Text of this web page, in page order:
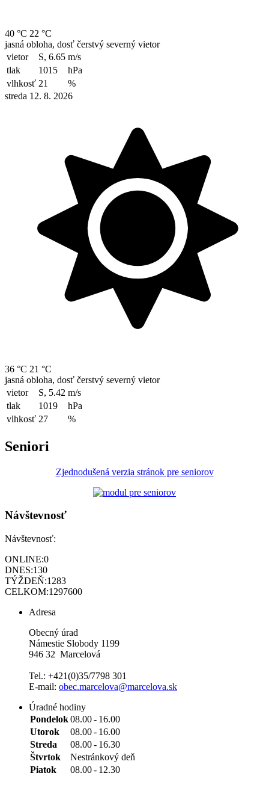
40 °C 22 °C
jasná obloha, dosť čerstvý severný vietor
vietor
S, 6.65 m/s
tlak
1015
hPa
vlhkosť 21
%
streda 12. 8. 2026
36 °C 21 °C
jasná obloha, dosť čerstvý severný vietor
vietor
S, 5.42 m/s
tlak
1019
hPa
vlhkosť 27 %
Seniori
Zjednodušená verzia stránok pre seniorov
Návštevnosť
Návštevnosť:
ONLINE:0
DNES:130
TÝŽDEŇ:1283
CELKOM:1297600
Adresa
Obecný úrad
Námestie Slobody 1199
946 32 Marcelová
Tel.: +421(0)35/7798 301
E-mail: obec.marcelova@marcelova.sk
Úradné hodiny
Pondelok08.00- 16.00
Utorok
08.00- 16.00
Streda
08.00- 16.30
Štvrtok
Nestránkový deň
Piatok
08.00- 12.30